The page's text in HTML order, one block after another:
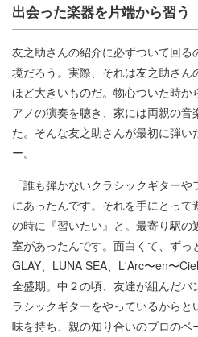
出会った楽器を片端から習う
友之助さんの紹介に必ずついて回る
境だろう。実際、それは友之助さ
ほど大きいものだ。物心ついた時
アノの演奏を聴き、家には両親の
た。そんな友之助さんが最初に弾い
ー。
「誰も弾かないクラシックギター
にあったんです。それを手にとっ
の時に『習いたい』と。最寄り駅の
室があったんです。面白くて、ずっ
GLAY、LUNA SEA、L'Arc〜en〜
全盛期。中２の頃、友達が組んだバ
ラシックギターをやっているから
味を持ち、親の知り合いのプロのベ